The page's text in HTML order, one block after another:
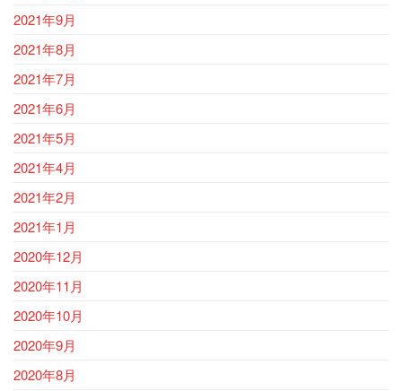
2021年9月
2021年8月
2021年7月
2021年6月
2021年5月
2021年4月
2021年2月
2021年1月
2020年12月
2020年11月
2020年10月
2020年9月
2020年8月